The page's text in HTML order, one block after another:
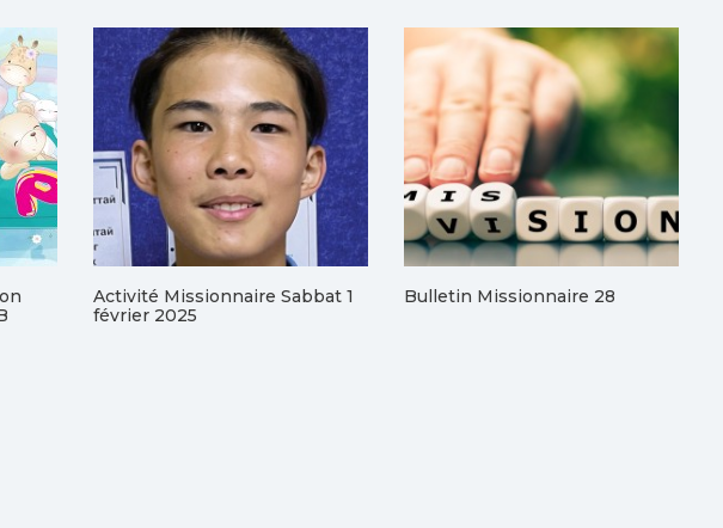
Activité Missionnaire Sabbat 1
février 2025
Bulletin Missionnaire 28